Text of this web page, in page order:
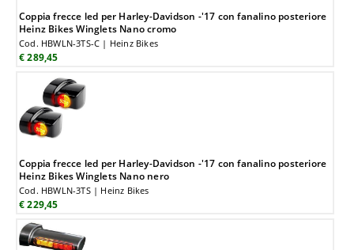
Coppia frecce led per Harley-Davidson -'17 con fanalino posteriore
Heinz Bikes Winglets Nano cromo
Cod. HBWLN-3TS-C | Heinz Bikes
€ 289,45
Coppia frecce led per Harley-Davidson -'17 con fanalino posteriore
Heinz Bikes Winglets Nano nero
Cod. HBWLN-3TS | Heinz Bikes
€ 229,45